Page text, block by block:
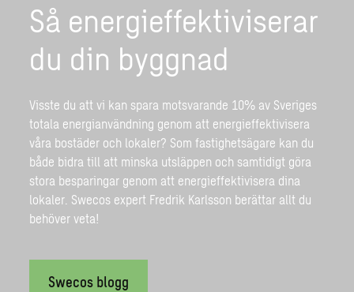
Så energieffektiviserar
du din byggnad
Visste du att vi kan spara motsvarande 10% av Sveriges
totala energianvändning genom att energieffektivisera
våra bostäder och lokaler? Som fastighetsägare kan du
både bidra till att minska utsläppen och samtidigt göra
stora besparingar genom att energieffektivisera dina
lokaler. Swecos expert Fredrik Karlsson berättar allt du
behöver veta!
Swecos blogg